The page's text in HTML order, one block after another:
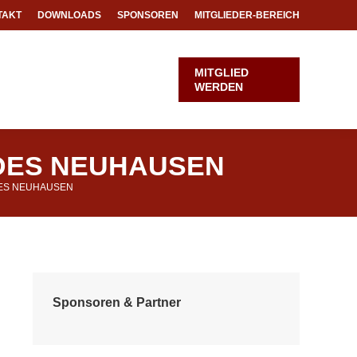
DOWNLOADS SPONSOREN MITGLIEDER-BEREICH
MITGLIED
WERDEN
NEUHAUSEN
NEUHAUSEN
Sponsoren & Partner